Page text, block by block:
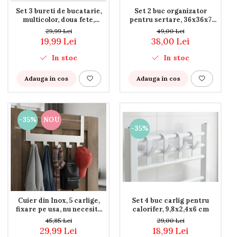
Set 3 bureti de bucatarie,
multicolor, doua fete,
10x7x3.5 cm
29,99 Lei
19,99 Lei
In stoc
Adauga in cos
Set 2 buc organizator
pentru sertare, 36x36x7
cm, 18 compartimente,
model fagure
49,00 Lei
38,00 Lei
In stoc
Adauga in cos
-35% NOU
Cuier din Inox, 5 carlige,
fixare pe usa, nu necesita
holsuruburi, 30x7.5x14.5 cm
45,85 Lei
29,99 Lei
-35%
Set 4 buc carlig pentru
calorifer, 9,8x2,4x6 cm
29,00 Lei
18,99 Lei